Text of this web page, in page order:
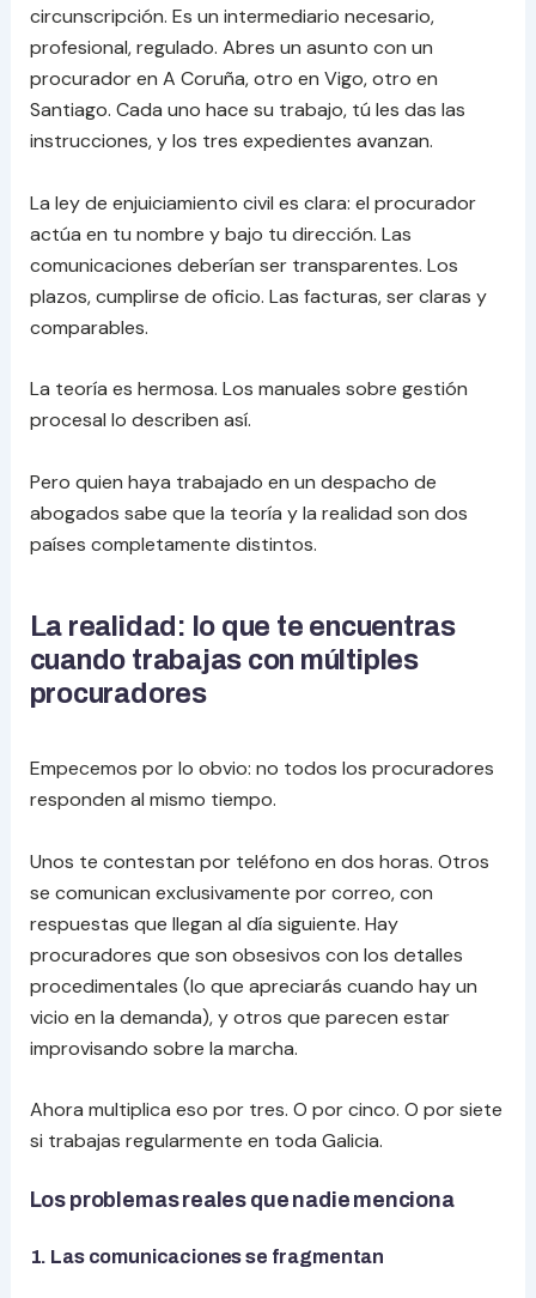
circunscripción. Es un intermediario necesario,
profesional, regulado. Abres un asunto con un
procurador en A Coruña, otro en Vigo, otro en
Santiago. Cada uno hace su trabajo, tú les das las
instrucciones, y los tres expedientes avanzan.
La ley de enjuiciamiento civil es clara: el procurador
actúa en tu nombre y bajo tu dirección. Las
comunicaciones deberían ser transparentes. Los
plazos, cumplirse de oficio. Las facturas, ser claras y
comparables.
La teoría es hermosa. Los manuales sobre gestión
procesal lo describen así.
Pero quien haya trabajado en un despacho de
abogados sabe que la teoría y la realidad son dos
países completamente distintos.
La realidad: lo que te encuentras
cuando trabajas con múltiples
procuradores
Empecemos por lo obvio: no todos los procuradores
responden al mismo tiempo.
Unos te contestan por teléfono en dos horas. Otros
se comunican exclusivamente por correo, con
respuestas que llegan al día siguiente. Hay
procuradores que son obsesivos con los detalles
procedimentales (lo que apreciarás cuando hay un
vicio en la demanda), y otros que parecen estar
improvisando sobre la marcha.
Ahora multiplica eso por tres. O por cinco. O por siete
si trabajas regularmente en toda Galicia.
Los problemas reales que nadie menciona
1. Las comunicaciones se fragmentan